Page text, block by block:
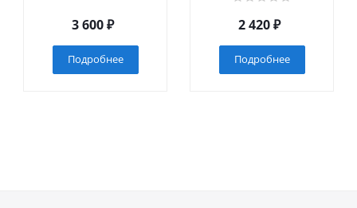
3 600₽
Подробнее
2 420₽
Подробнее